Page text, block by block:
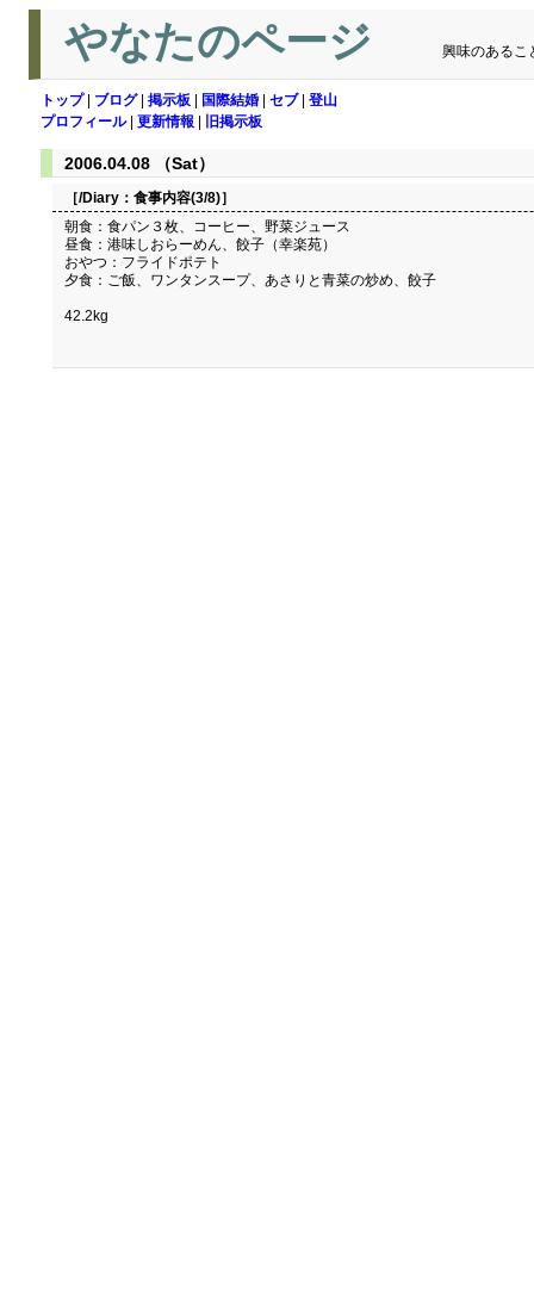
やなたのページ 興味のあるこ
トップ| ブログ| 掲示板 国際結婚 セブ| 登山
プロフィール| 更新情報 旧掲示板
2006.04.08 （Sat）
［/Diary： 食事内容(3/8)］
朝食：食パン３枚、コーヒー、野菜ジュース
昼食：港味しおらーめん、餃子（幸楽苑）
おやつ：フライドポテト
夕食：ご飯、ワンタンスープ、あさりと青菜の炒め、餃子
42.2kg